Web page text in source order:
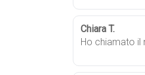
Chiara T.
Ho chiamato il